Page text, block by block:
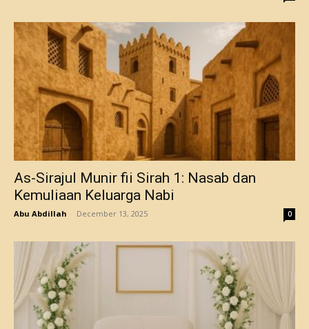
As-Sirajul Munir fii Sirah 1: Nasab dan
Kemuliaan Keluarga Nabi
Abu Abdillah - December 13, 2025 0